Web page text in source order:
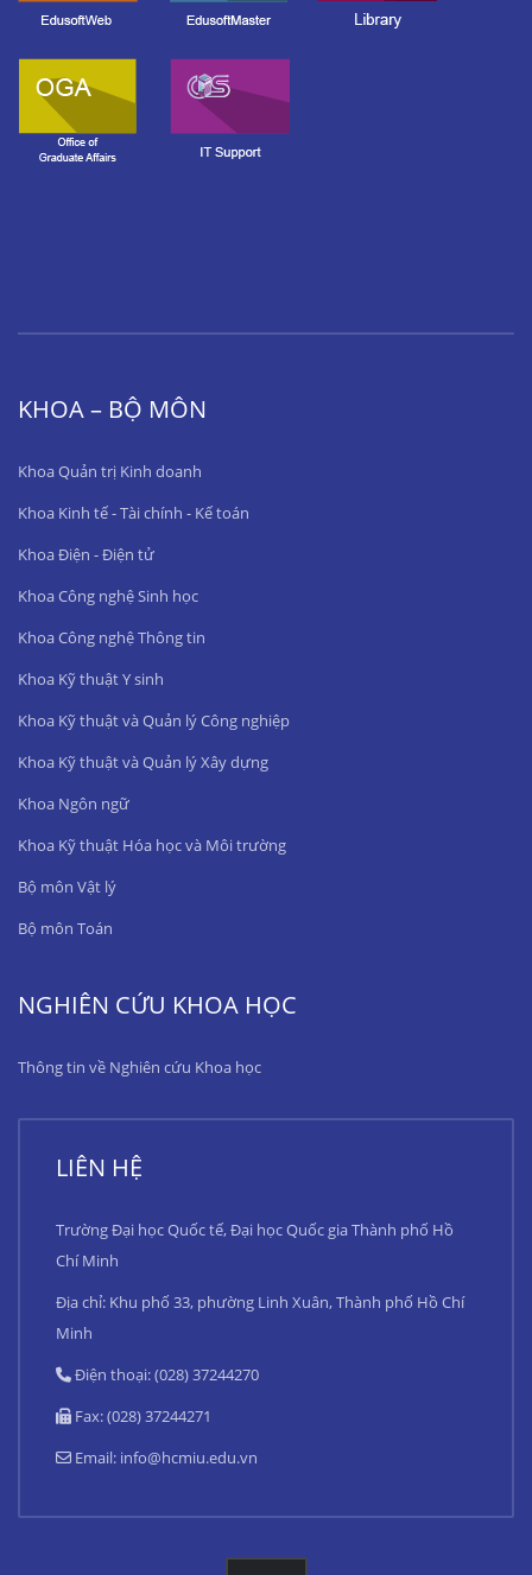
KHOA – BỘ MÔN
Khoa Quản trị Kinh doanh
Khoa Kinh tế - Tài chính - Kế toán
Khoa Điện - Điện tử
Khoa Công nghệ Sinh học
Khoa Công nghệ Thông tin
Khoa Kỹ thuật Y sinh
Khoa Kỹ thuật và Quản lý Công nghiệp
Khoa Kỹ thuật và Quản lý Xây dựng
Khoa Ngôn ngữ
Khoa Kỹ thuật Hóa học và Môi trường
Bộ môn Vật lý
Bộ môn Toán
NGHIÊN CỨU KHOA HỌC
Thông tin về Nghiên cứu Khoa học
LIÊN HỆ
Trường Đại học Quốc tế, Đại học Quốc gia Thành phố Hồ
Chí Minh
Địa chỉ: Khu phố 33, phường Linh Xuân, Thành phố Hồ Chí
Minh
Điện thoại: (028) 37244270
Fax: (028) 37244271
Email: info@hcmiu.edu.vn